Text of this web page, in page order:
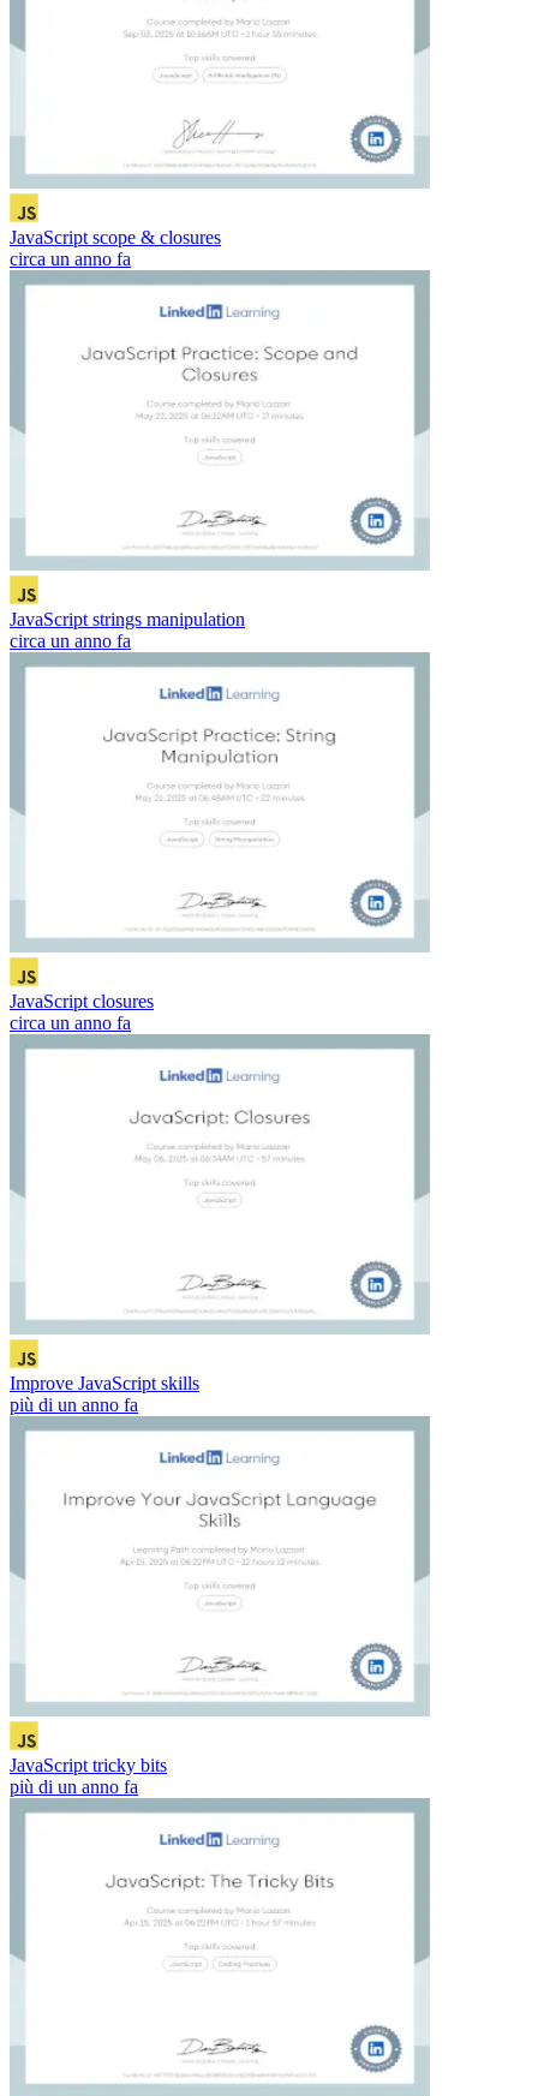
JavaScript scope & closures
circa un anno fa
JavaScript strings manipulation
circa un anno fa
JavaScript closures
circa un anno fa
Improve JavaScript skills
più di un anno fa
JavaScript tricky bits
più di un anno fa